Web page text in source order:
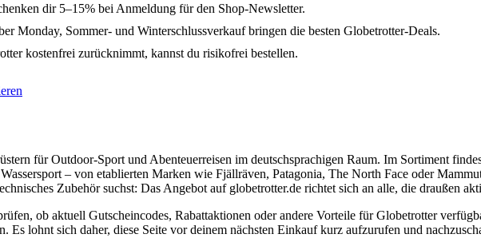
dir 5–15% bei Anmeldung für den Shop-Newsletter.
Monday, Sommer- und Winterschlussverkauf bringen die besten Globetrotter-Deals.
kostenfrei zurücknimmt, kannst du risikofrei bestellen.
für Outdoor-Sport und Abenteuerreisen im deutschsprachigen Raum. Im Sortiment
– von etablierten Marken wie Fjällräven, Patagonia, The North Face oder
Zubehör suchst: Das Angebot auf globetrotter.de richtet sich an alle, die draußen
ob aktuell Gutscheincodes, Rabattaktionen oder andere Vorteile für Globetrotter
Es lohnt sich daher, diese Seite vor deinem nächsten Einkauf kurz aufzurufen und